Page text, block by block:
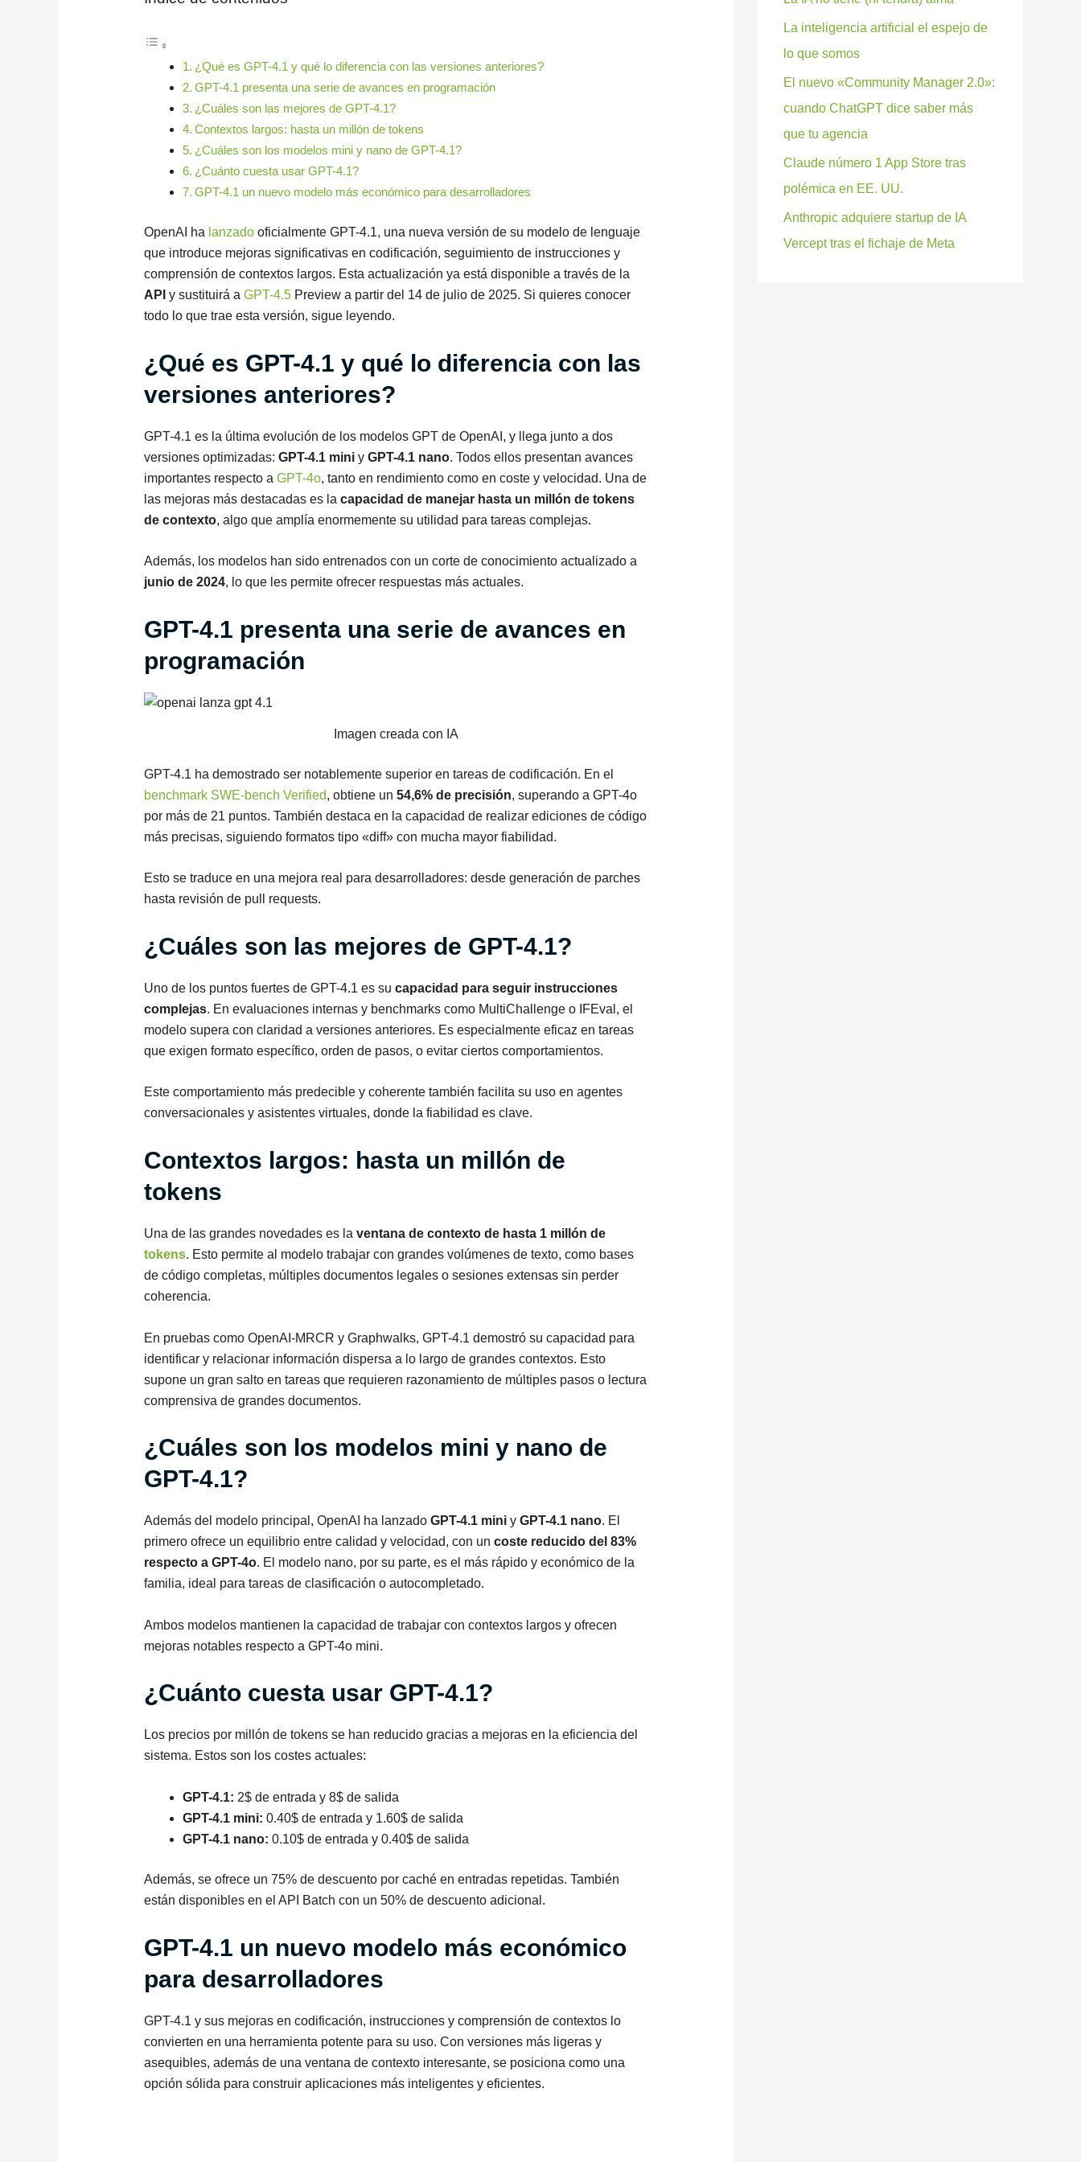
¿Qué es GPT-4.1 y qué lo diferencia con las versiones anteriores?
GPT-4.1 presenta una serie de avances en programación
¿Cuáles son las mejores de GPT-4.1?
Contextos largos: hasta un millón de tokens
¿Cuáles son los modelos mini y nano de GPT-4.1?
¿Cuánto cuesta usar GPT-4.1?
GPT-4.1 un nuevo modelo más económico para desarrolladores
OpenAI ha lanzadooficialmente GPT-4.1, una nueva versión de su modelo de lenguaje
que introduce mejoras significativas en codificación, seguimiento de instrucciones y
comprensión de contextos largos. Esta actualización ya está disponible a través de la
API y sustituirá a GPT-4.5Preview a partir del 14 de julio de 2025. Si quieres conocer
todo lo que trae esta versión, sigue leyendo.
¿Qué es GPT-4.1 y qué lo diferencia con las
versiones anteriores?
GPT-4.1 es la última evolución de los modelos GPT de OpenAI, y llega junto a dos
versiones optimizadas: GPT-4.1 miniy GPT-4.1 nano. Todos ellos presentan avances
importantes respecto a GPT-4o, tanto en rendimiento como en coste y velocidad. Una de
las mejoras más destacadas es la capacidad de manejar hasta un millón de tokens
de contexto, algo que amplía enormemente su utilidad para tareas complejas.
Además, los modelos han sido entrenados con un corte de conocimiento actualizado a
junio de 2024, lo que les permite ofrecer respuestas más actuales.
GPT-4.1 presenta una serie de avances en
programación
Imagen creada con IA
GPT-4.1 ha demostrado ser notablemente superior en tareas de codificación. En el
benchmark SWE-bench Verified, obtiene un 54,6% de precisión, superando a GPT-4o
por más de 21 puntos. También destaca en la capacidad de realizar ediciones de código
más precisas, siguiendo formatos tipo «diff» con mucha mayor fiabilidad.
Esto se traduce en una mejora real para desarrolladores: desde generación de parches
hasta revisión de pull requests.
¿Cuáles son las mejores de GPT-4.1?
Uno de los puntos fuertes de GPT-4.1 es su capacidad para seguir instrucciones
complejas. En evaluaciones internas y benchmarks como MultiChallenge o IFEval, el
modelo supera con claridad a versiones anteriores. Es especialmente eficaz en tareas
que exigen formato específico, orden de pasos, o evitar ciertos comportamientos.
Este comportamiento más predecible y coherente también facilita su uso en agentes
conversacionales y asistentes virtuales, donde la fiabilidad es clave.
Contextos largos: hasta un millón de
tokens
Una de las grandes novedades es la ventana de contexto de hasta 1 millón de
tokens. Esto permite al modelo trabajar con grandes volúmenes de texto, como bases
de código completas, múltiples documentos legales o sesiones extensas sin perder
coherencia.
En pruebas como OpenAI-MRCR y Graphwalks, GPT-4.1 demostró su capacidad para
identificar y relacionar información dispersa a lo largo de grandes contextos. Esto
supone un gran salto en tareas que requieren razonamiento de múltiples pasos o lectura
comprensiva de grandes documentos.
¿Cuáles son los modelos mini y nano de
GPT-4.1?
Además del modelo principal, OpenAI ha lanzado GPT-4.1 miniy GPT-4.1 nano. El
primero ofrece un equilibrio entre calidad y velocidad, con un coste reducido del 83%
respecto a GPT-4o. El modelo nano, por su parte, es el más rápido y económico de la
familia, ideal para tareas de clasificación o autocompletado.
Ambos modelos mantienen la capacidad de trabajar con contextos largos y ofrecen
mejoras notables respecto a GPT-4o mini.
¿Cuánto cuesta usar GPT-4.1?
Los precios por millón de tokens se han reducido gracias a mejoras en la eficiencia del
sistema. Estos son los costes actuales:
GPT-4.1: 2$ de entrada y 8$ de salida
GPT-4.1 mini: 0.40$ de entrada y 1.60$ de salida
GPT-4.1 nano: 0.10$ de entrada y 0.40$ de salida
Además, se ofrece un 75% de descuento por caché en entradas repetidas. También
están disponibles en el API Batch con un 50% de descuento adicional.
GPT-4.1 un nuevo modelo más económico
para desarrolladores
GPT-4.1 y sus mejoras en codificación, instrucciones y comprensión de contextos lo
convierten en una herramienta potente para su uso. Con versiones más ligeras y
asequibles, además de una ventana de contexto interesante, se posiciona como una
opción sólida para construir aplicaciones más inteligentes y eficientes.
La inteligencia artificial el espejo de
lo que somos
El nuevo «Community Manager 2.0»:
cuando ChatGPT dice saber más
que tu agencia
Claude número 1 App Store tras
polémica en EE. UU.
Anthropic adquiere startup de IA
Vercept tras el fichaje de Meta